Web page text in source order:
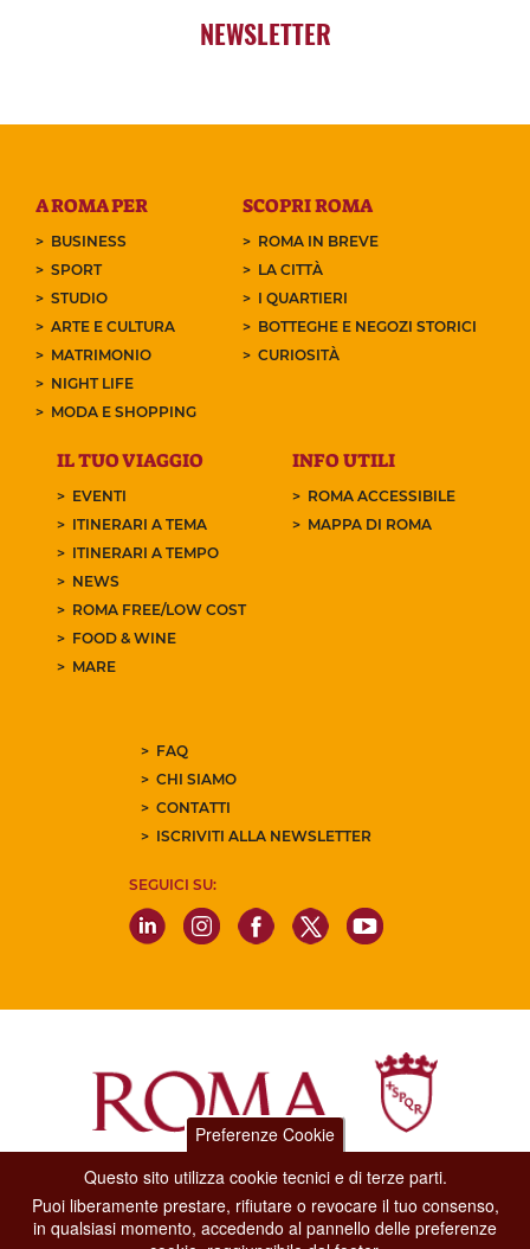
NEWSLETTER
A ROMA PER
BUSINESS
SPORT
STUDIO
ARTE E CULTURA
MATRIMONIO
NIGHT LIFE
MODA E SHOPPING
SCOPRI ROMA
ROMA IN BREVE
LA CITTÀ
I QUARTIERI
BOTTEGHE E NEGOZI STORICI
CURIOSITÀ
IL TUO VIAGGIO
EVENTI
ITINERARI A TEMA
ITINERARI A TEMPO
NEWS
ROMA FREE/LOW COST
FOOD & WINE
MARE
INFO UTILI
ROMA ACCESSIBILE
MAPPA DI ROMA
FAQ
CHI SIAMO
CONTATTI
ISCRIVITI ALLA NEWSLETTER
SEGUICI SU:
Dipartimento Grandi Eventi, Sport, Turismo e Moda.
Via di San Basilio, 51
00187 Roma
Preferenze Cookie
Questo sito utilizza cookie tecnici e di terze parti.
Puoi liberamente prestare, rifiutare o revocare il tuo consenso,
in qualsiasi momento, accedendo al pannello delle preferenze